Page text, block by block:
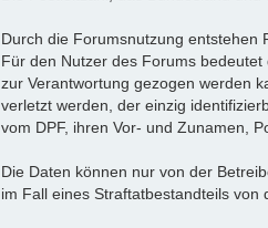
Durch die Forumsnutzung entstehen
Für den Nutzer des Forums
zur Verantwortung gezogen werden
verletzt werden, der einzig
vom DPF, ihren Vor- und Zunamen,
Die Daten können nur von der
im Fall eines Straftatbestandteils